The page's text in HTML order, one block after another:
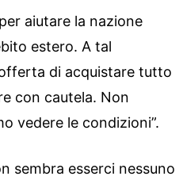
aiutare la nazione
estero. A tal
di acquistare tutto
con cautela. Non
vedere le condizioni”.
sembra esserci nessuno